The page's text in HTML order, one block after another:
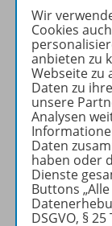
Wir
Cookies
anbieten zu
Webseite zu
Daten zu
unsere
Analysen
Daten
haben oder
Dienste
Buttons
DSGVO, §